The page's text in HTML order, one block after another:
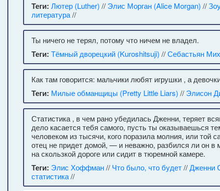
Теги: Лютер (Luther) // Элис Морган (Alice Morgan) //
литература//
Ты ничего не терял, потому что ничем не владел.
Теги: Тёмный дворецкий (Kuroshitsuji) //Себастьян
Как там говорится: мальчики любят игрушки , а
Теги: Милые обманщицы (Pretty Little Liars) // Элисон
Статистика , в чем рано убедилась Дженни, теряет
дело касается тебя самого, пусть ты оказываешься
человеком из тысячи, кого поразила молния, или той
отец не придет домой, — и неважно, разбился ли он в
на скользкой дороге или сидит в тюремной камере.
Теги: Элис Хоффман// Что было, что будет//Дженни
статистика//